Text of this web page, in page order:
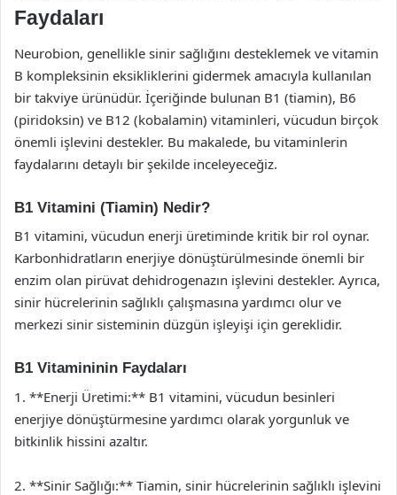
Faydaları
Neurobion, genellikle sinir sağlığını desteklemek ve vitamin
B kompleksinin eksikliklerini gidermek amacıyla kullanılan
bir takviye ürünüdür. İçeriğinde bulunan B1 (tiamin), B6
(piridoksin) ve B12 (kobalamin) vitaminleri, vücudun birçok
önemli işlevini destekler. Bu makalede, bu vitaminlerin
faydalarını detaylı bir şekilde inceleyeceğiz.
B1 Vitamini (Tiamin) Nedir?
B1 vitamini, vücudun enerji üretiminde kritik bir rol oynar.
Karbonhidratların enerjiye dönüştürülmesinde önemli bir
enzim olan pirüvat dehidrogenazın işlevini destekler. Ayrıca,
sinir hücrelerinin sağlıklı çalışmasına yardımcı olur ve
merkezi sinir sisteminin düzgün işleyişi için gereklidir.
B1 Vitamininin Faydaları
1. **Enerji Üretimi:** B1 vitamini, vücudun besinleri
enerjiye dönüştürmesine yardımcı olarak yorgunluk ve
bitkinlik hissini azaltır.
2. **Sinir Sağlığı:** Tiamin, sinir hücrelerinin sağlıklı işlevini